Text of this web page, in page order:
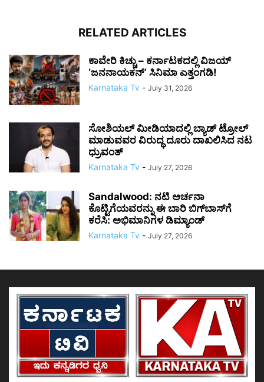
RELATED ARTICLES
ಕಾವೇರಿ ಕಿಚ್ಚು – ಕರ್ನಾಟಕದಲ್ಲಿ ವಿಜಯ್
‘ಜನನಾಯಕನ್’ ಸಿನಿಮಾ ಎತ್ತಂಗಡಿ!
Karnataka Tv - July 31, 2026
ಸೋಶಿಯಲ್ ಮೀಡಿಯಾದಲ್ಲಿ ಬ್ಯಾಡ್ ಟ್ರೋಲ್
ಮಾಡುವವರ ವಿರುದ್ಧ ದೂರು ದಾಖಲಿಸಿದ ನಟ
ಧ್ರುವಂತ್
Karnataka Tv - July 27, 2026
Sandalwood: ನಟಿ ಅರ್ಚನಾ
ಕೊಟ್ಟಿಗೆಯವರನ್ನು ಈ ಬಾರಿ ಬಿಗ್‌ಬಾಸ್‌ಗೆ
ಕರೆಸಿ: ಅಭಿಮಾನಿಗಳ ಡಿಮ್ಯಾಂಡ್
Karnataka Tv - July 27, 2026